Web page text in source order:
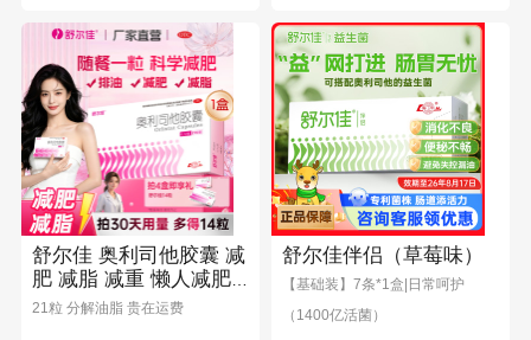
舒尔佳 奥利司他胶囊 减
肥 减脂 减重 懒人减肥
科学瘦身 OTC认证减肥
21粒 分解油脂 贵在运费
舒尔佳伴侣（草莓味）
【基础装】7条*1盒|日常呵护
（1400亿活菌）